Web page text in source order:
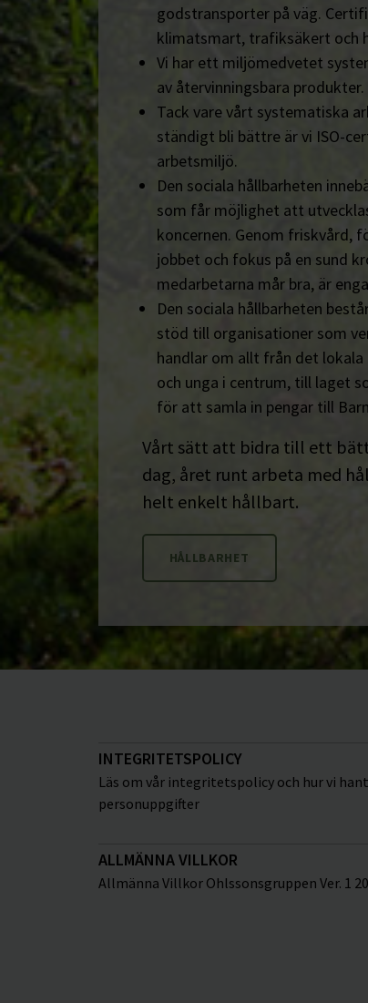
godstransporter på väg.
klimatsmart, trafiksäkert och
Vi har ett miljömedvetet
av återvinningsbara produkter.
Tack vare vårt systematiska
ständigt bli bättre är vi ISO-
arbetsmiljö.
Den sociala hållbarheten
som får möjlighet att
koncernen. Genom friskvård,
jobbet och fokus på en sund
medarbetarna mår bra, är
Den sociala hållbarheten
stöd till organisationer som
handlar om allt från det
och unga i centrum, till laget
för att samla in pengar till
Vårt sätt att bidra till ett
dag, året runt arbeta med
helt enkelt hållbart.
HÅLLBARHET
INTEGRITETSPOLICY
Läs om vår integritetspolicy och hur vi
personuppgifter
ALLMÄNNA VILLKOR
Allmänna Villkor Ohlssonsgruppen Ver. 1